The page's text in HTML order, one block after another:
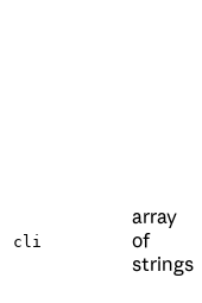
cli
array
of
strings